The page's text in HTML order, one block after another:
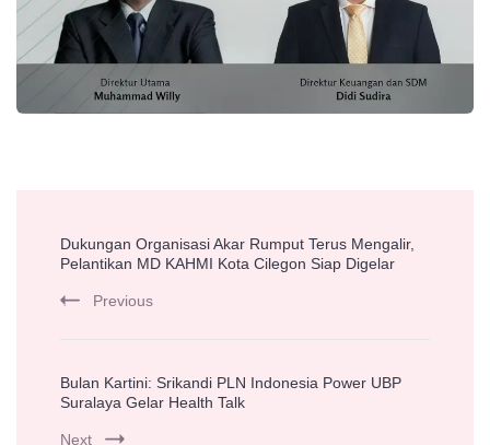
Navigation
Dukungan Organisasi Akar Rumput Terus Mengalir,
Pelantikan MD KAHMI Kota Cilegon Siap Digelar
Previous
Bulan Kartini: Srikandi PLN Indonesia Power UBP
Suralaya Gelar Health Talk
Next